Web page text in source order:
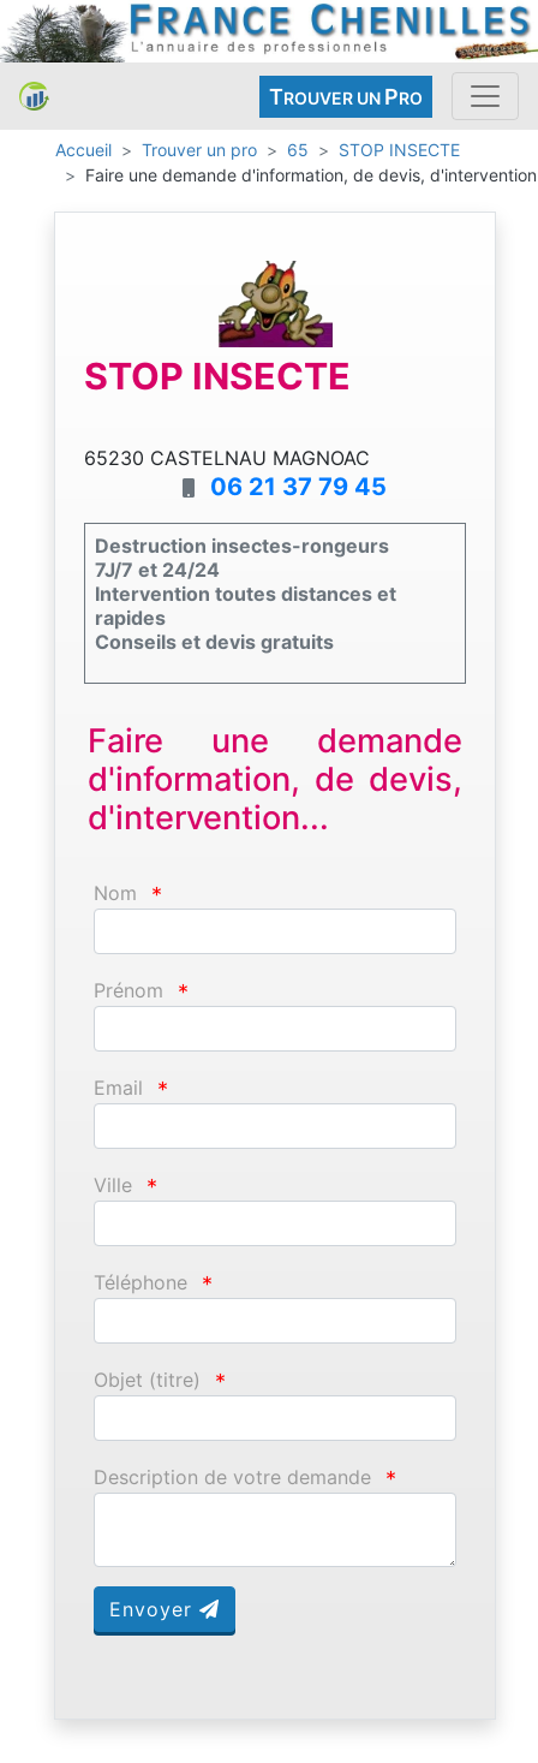
TROUVER UN PRO
Accueil Trouver un pro 65
STOP INSECTE
Faire une demande d'information, de devis, d'intervention
STOP INSECTE
65230 CASTELNAU MAGNOAC
06 21 37 79 45
Destruction insectes-rongeurs
7J/7 et 24/24
Intervention toutes distances et
rapides
Conseils et devis gratuits
Faire une demande
d'information, de devis,
d'intervention...
Nom *
Prénom *
Email *
Ville *
Téléphone *
Objet (titre) *
Description de votre demande *
Envoyer